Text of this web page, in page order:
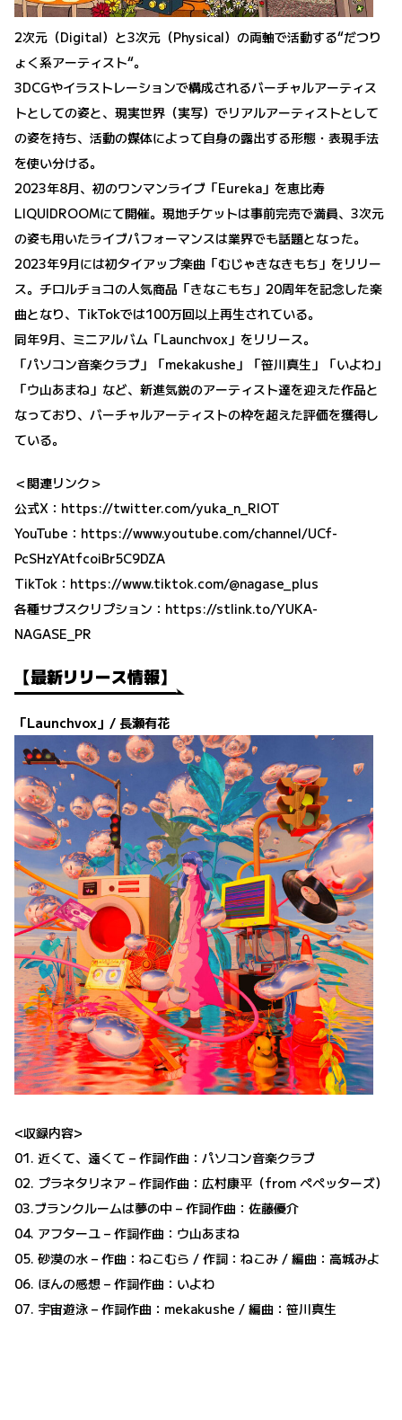
2次元（Digital）と3次元（Physical）の両軸で活動する“だつり
ょく系アーティスト“。
3DCGやイラストレーションで構成されるバーチャルアーティス
トとしての姿と、現実世界（実写）でリアルアーティストとして
の姿を持ち、活動の媒体によって自身の露出する形態・表現手法
を使い分ける。
2023年8月、初のワンマンライブ「Eureka」を恵比寿
LIQUIDROOMにて開催。現地チケットは事前完売で満員、3次元
の姿も用いたライブパフォーマンスは業界でも話題となった。
2023年9月には初タイアップ楽曲「むじゃきなきもち」をリリー
ス。チロルチョコの人気商品「きなこもち」20周年を記念した楽
曲となり、TikTokでは100万回以上再生されている。
同年9月、ミニアルバム「Launchvox」をリリース。
「パソコン音楽クラブ」「mekakushe」「笹川真生」「いよわ」
「ウ山あまね」など、新進気鋭のアーティスト達を迎えた作品と
なっており、バーチャルアーティストの枠を超えた評価を獲得し
ている。
＜関連リンク＞
公式X： https://twitter.com/yuka_n_RIOT
YouTube： https://www.youtube.com/channel/UCf-
PcSHzYAtfcoiBr5C9DZA
TikTok： https://www.tiktok.com/@nagase_plus
各種サブスクリプション： https://stlink.to/YUKA-
NAGASE_PR
【最新リリース情報】
「Launchvox」/ 長瀬有花
<収録内容>
01. 近くて、遠くて – 作詞作曲：パソコン音楽クラブ
02. プラネタリネア – 作詞作曲：広村康平（from ペペッターズ）
03.ブランクルームは夢の中 – 作詞作曲：佐藤優介
04. アフターユ – 作詞作曲：ウ山あまね
05. 砂漠の水 – 作曲：ねこむら / 作詞：ねこみ / 編曲：高城みよ
06. ほんの感想 – 作詞作曲：いよわ
07. 宇宙遊泳 – 作詞作曲：mekakushe / 編曲：笹川真生